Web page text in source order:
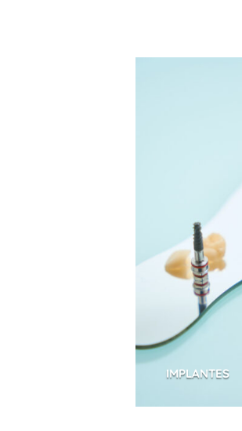
IMPLANTES